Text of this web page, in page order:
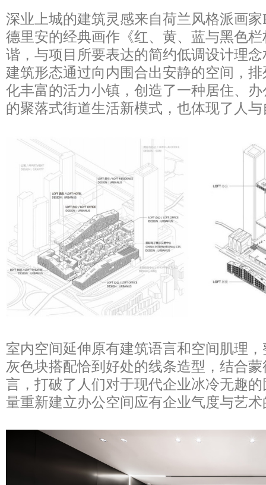
深业上城的建筑灵感来自荷兰风格派画家
德里安的经典画作《红、黄、蓝与黑色
谐，与项目所要表达的简约低调设计理
建筑形态通过向内围合出安静的空间，
化丰富的活力小镇，创造了一种居住、
的聚落式街道生活新模式，也体现了人
室内空间延伸原有建筑语言和空间肌理
灰色块搭配恰到好处的线条造型，结合
言，打破了人们对于现代企业冰冷无趣
量重新建立办公空间应有企业气度与艺